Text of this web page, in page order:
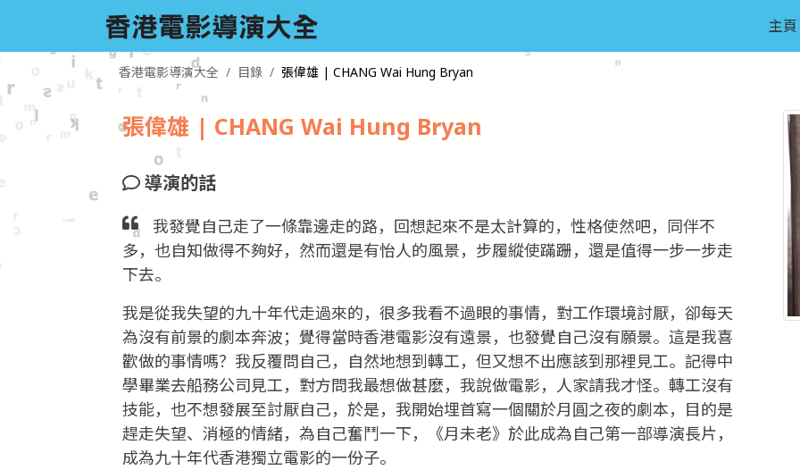
主頁
香港電影導演大全 目錄 張偉雄 | CHANG Wai Hung Bryan
張偉雄 | CHANG Wai Hung Bryan
導演的話
我發覺自己走了一條靠邊走的路，回想起來不是太計算的，性格使然吧，同伴不
多，也自知做得不夠好，然而還是有怡人的風景，步履縱使蹣跚，還是值得一步一步走
下去。
我是從我失望的九十年代走過來的，很多我看不過眼的事情，對工作環境討厭，卻每天
為沒有前景的劇本奔波；覺得當時香港電影沒有遠景，也發覺自己沒有願景。這是我喜
歡做的事情嗎？我反覆問自己，自然地想到轉工，但又想不出應該到那裡見工。記得中
學畢業去船務公司見工，對方問我最想做甚麼，我說做電影，人家請我才怪。轉工沒有
技能，也不想發展至討厭自己，於是，我開始埋首寫一個關於月圓之夜的劇本，目的是
趕走失望、消極的情緒，為自己奮鬥一下，《月未老》於此成為自己第一部導演長片，
成為九十年代香港獨立電影的一份子。